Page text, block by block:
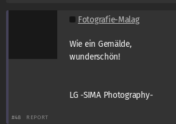
Fotografie-Malag
Wie ein Gemälde,
wunderschön!
LG -SIMA Photography-
#48 REPORT